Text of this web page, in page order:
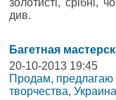
див.
Багетная
20-10-2013 19:45
Продам, предлагаю
творчества,